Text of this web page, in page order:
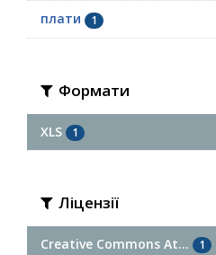
плати 1
Формати
XLS 1
Ліцензії
Creative Commons At... 1